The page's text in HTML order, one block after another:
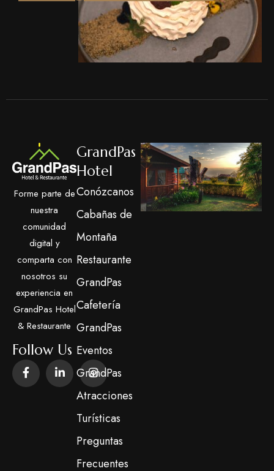
Forme parte de
nuestra
comunidad
digital y
comparta con
nosotros su
experiencia en
GrandPas Hotel
& Restaurante
Follow Us
GrandPas
Hotel
Conózcanos
Cabañas de
Montaña
Restaurante
GrandPas
Cafetería
GrandPas
Eventos
GrandPas
Atracciones
Turísticas
Preguntas
Frecuentes